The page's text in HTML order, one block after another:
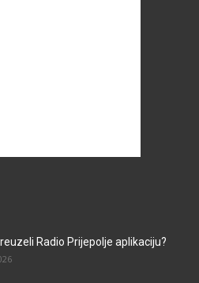
Radio Prijepolje aplikaciju?